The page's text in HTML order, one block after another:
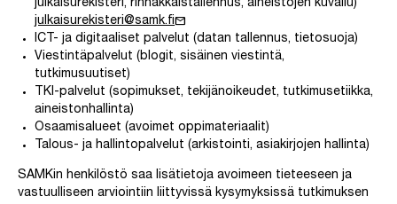
julkaisurekisteri, rinnakkaistallennus, aineistojen kuvailu)
julkaisurekisteri@samk.fimail
ICT- ja digitaaliset palvelut (datan tallennus, tietosuoja)
Viestintäpalvelut (blogit, sisäinen viestintä,
tutkimusuutiset)
TKI-palvelut (sopimukset, tekijänoikeudet, tutkimusetiikka,
aineistonhallinta)
Osaamisalueet (avoimet oppimateriaalit)
Talous- ja hallintopalvelut (arkistointi, asiakirjojen hallinta)
SAMKin henkilöstö saa lisätietoja avoimeen tieteeseen ja
vastuulliseen arviointiin liittyvissä kysymyksissä tutkimuksen